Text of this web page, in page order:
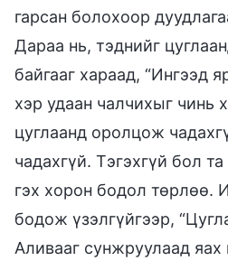
гарсан болохоор
Дараа нь, тэднийг
байгааг хараад, “Ингээд
хэр удаан чалчихыг чинь
цуглаанд оролцож
чадахгүй. Тэгэхгүй бол
гэх хорон бодол төрлөө.
бодож үзэлгүйгээр,
Аливааг сунжруулаад яах